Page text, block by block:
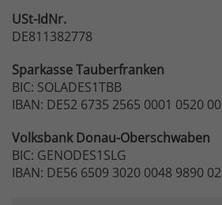
USt-IdNr.
DE811382778
SparkasseTauberfranken
BIC: SOLADES1TBB
IBAN: DE52 6735 2565 0001 0520 00
VolksbankDonau-Oberschwaben
BIC: GENODES1SLG
IBAN: DE56 6509 3020 0048 9890 02